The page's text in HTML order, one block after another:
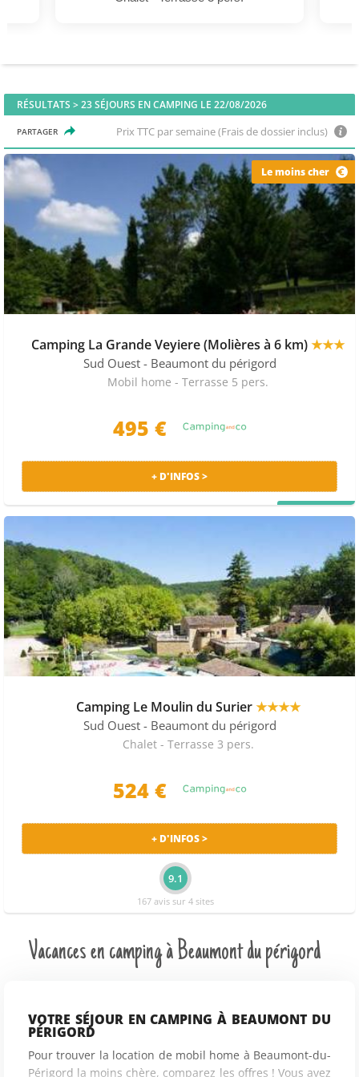
RÉSULTATS >23SÉJOURS EN CAMPING LE 22/08/2026
PARTAGER Prix TTC par semaine (Frais de dossier inclus)
Le moins cher
Camping La Grande Veyiere (Molières à 6 km)★★★
Sud Ouest - Beaumont du périgord
Mobil home - Terrasse 5 pers.
495 €
+ D'INFOS >
Camping Le Moulin du Surier★★★★
Sud Ouest - Beaumont du périgord
Chalet - Terrasse 3 pers.
524 €
+ D'INFOS >
9.1
167 avis sur 4 sites
Vacances en camping à Beaumont du périgord
VOTRE SÉJOUR EN CAMPING À BEAUMONT DU
PÉRIGORD
Pour trouver la location de mobil home à Beaumont-du-
Périgord la moins chère, comparez les offres ! Vous avez